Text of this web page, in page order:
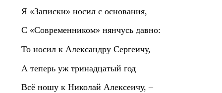
Я «Записки» носил с основания,
С «Современником» нянчусь давно:
То носил к Александру Сергеичу,
А теперь уж тринадцатый год
Всё ношу к Николай Алексеичу, –